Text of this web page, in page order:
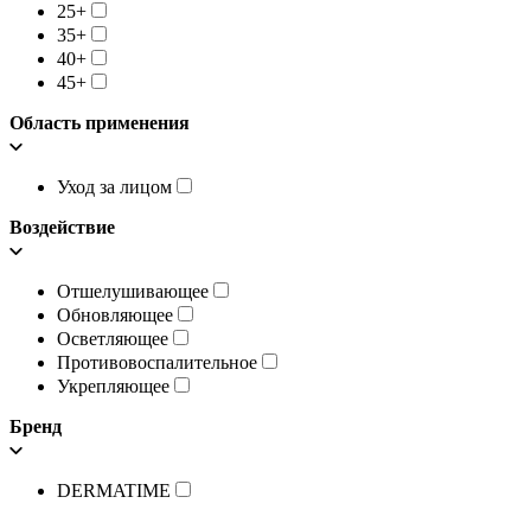
25+
35+
40+
45+
Область применения
Уход за лицом
Воздействие
Отшелушивающее
Обновляющее
Осветляющее
Противовоспалительное
Укрепляющее
Бренд
DERMATIME